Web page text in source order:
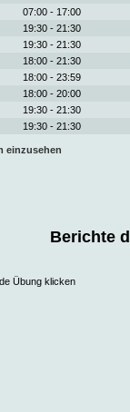
07:00 - 17:00
19:30 - 21:30
19:30 - 21:30
18:00 - 21:30
18:00 - 23:59
18:00 - 20:00
19:30 - 21:30
19:30 - 21:30
einzusehen
Berichte
Übung klicken